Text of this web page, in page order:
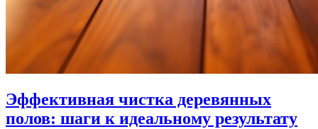
Эффективная чистка деревянных
полов: шаги к идеальному результату